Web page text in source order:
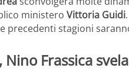
ministero Vittoria Guidi
precedenti stagioni
Frassica